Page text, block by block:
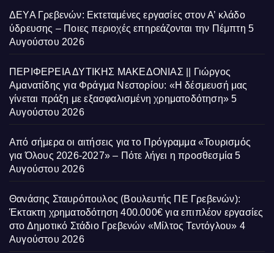
ΔΕΥΑ Γρεβενών: Εκτεταμένες εργασίες στον Α’ κλάδο
ύδρευσης – Ποιες περιοχές επηρεάζονται την Πέμπτη 5
Αυγούστου 2026
ΠΕΡΙΦΕΡΕΙΑ ΔΥΤΙΚΗΣ ΜΑΚΕΔΟΝΙΑΣ || Γιώργος
Αμανατίδης για Φράγμα Νεστορίου: «Η δέσμευσή μας
γίνεται πράξη με εξασφαλισμένη χρηματοδότηση» 5
Αυγούστου 2026
Από σήμερα οι αιτήσεις για το Πρόγραμμα «Τουρισμός
για Όλους 2026-2027» – Πότε λήγει η προσθεσμία 5
Αυγούστου 2026
Θανάσης Σταυρόπουλος (Βουλευτής ΠΕ Γρεβενών):
Έκτακτη χρηματοδότηση 400.000€ για επιπλέον εργασίες
στο Δημοτικό Στάδιο Γρεβενών «Μίλτος Τεντόγλου» 4
Αυγούστου 2026